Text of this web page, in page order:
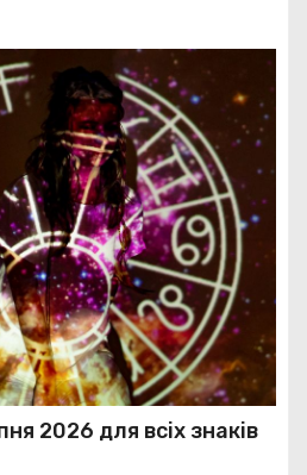
2026 для всіх знаків